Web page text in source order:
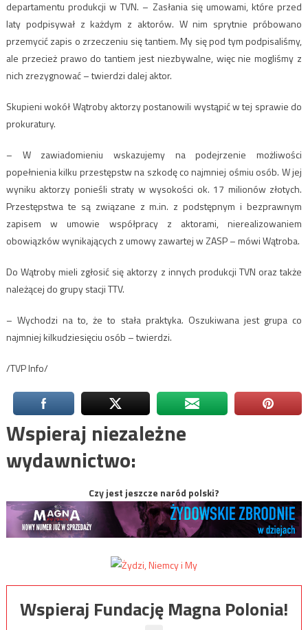
departamentu produkcji w TVN. – Zasłania się umowami, które przed
laty podpisywał z każdym z aktorów. W nim sprytnie próbowano
przemycić zapis o zrzeczeniu się tantiem. My się pod tym podpisaliśmy,
ale przecież prawo do tantiem jest niezbywalne, więc nie mogliśmy z
nich zrezygnować – twierdzi dalej aktor.
Skupieni wokół Wątroby aktorzy postanowili wystąpić w tej sprawie do
prokuratury.
– W zawiadomieniu wskazujemy na podejrzenie możliwości
popełnienia kilku przestępstw na szkodę co najmniej ośmiu osób. W jej
wyniku aktorzy ponieśli straty w wysokości ok. 17 milionów złotych.
Przestępstwa te są związane z m.in. z podstępnym i bezprawnym
zapisem w umowie współpracy z aktorami, nierealizowaniem
obowiązków wynikających z umowy zawartej w ZASP – mówi Wątroba.
Do Wątroby mieli zgłosić się aktorzy z innych produkcji TVN oraz także
należącej do grupy stacji TTV.
– Wychodzi na to, że to stała praktyka. Oszukiwana jest grupa co
najmniej kilkudziesięciu osób – twierdzi.
/TVP Info/
Wspieraj niezależne
wydawnictwo:
Czy jest jeszcze naród polski?
Wspieraj Fundację Magna Polonia!